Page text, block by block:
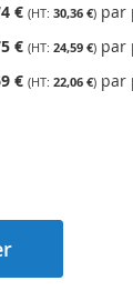
€ 30,36 € par
€ 24,59 € par
€ 22,06 € par